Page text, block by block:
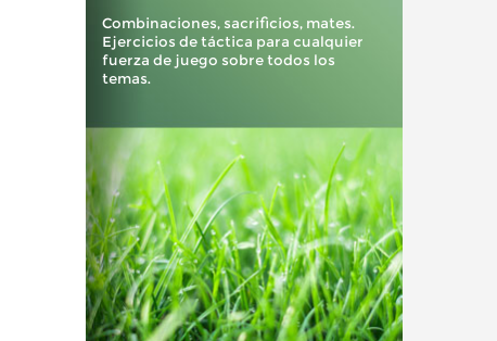
Combinaciones, sacrificios, mates.
Ejercicios de táctica para cualquier
fuerza de juego sobre todos los
temas.